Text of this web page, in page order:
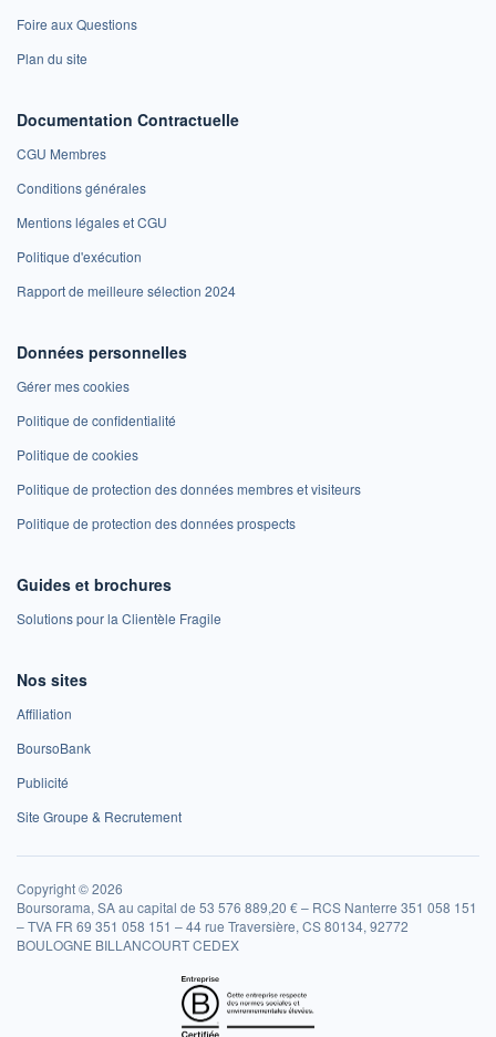
Foire aux Questions
Plan du site
Documentation Contractuelle
CGU Membres
Conditions générales
Mentions légales et CGU
Politique d'exécution
Rapport de meilleure sélection 2024
Données personnelles
Gérer mes cookies
Politique de confidentialité
Politique de cookies
Politique de protection des données membres et visiteurs
Politique de protection des données prospects
Guides et brochures
Solutions pour la Clientèle Fragile
Nos sites
Affiliation
BoursoBank
Publicité
Site Groupe & Recrutement
Copyright © 2026
Boursorama, SA au capital de 53 576 889,20 € – RCS Nanterre 351 058 151
– TVA FR 69 351 058 151 – 44 rue Traversière, CS 80134, 92772
BOULOGNE BILLANCOURT CEDEX